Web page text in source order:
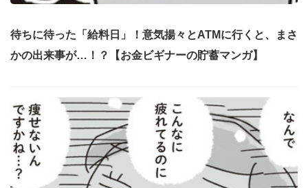
待ちに待った「給料日」！意気揚々とATMに行くと、まさ
かの出来事が…！？【お金ビギナーの貯蓄マンガ】